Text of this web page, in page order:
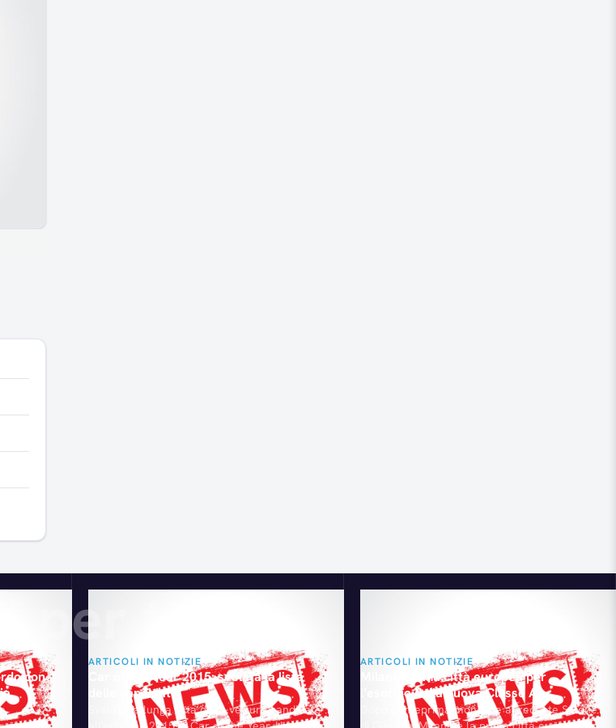
te
con
ARTICOLI IN NOTIZIE
Car of the Year 2015: svelata la lista
delle candidate
Svelata la lunga lista delle vetture candidate
ARTICOLI IN NOTIZIE
Milano: prima città europea per
l’esordio della nuova Classe A
Dopo l’anteprima mondiale al recente Salone